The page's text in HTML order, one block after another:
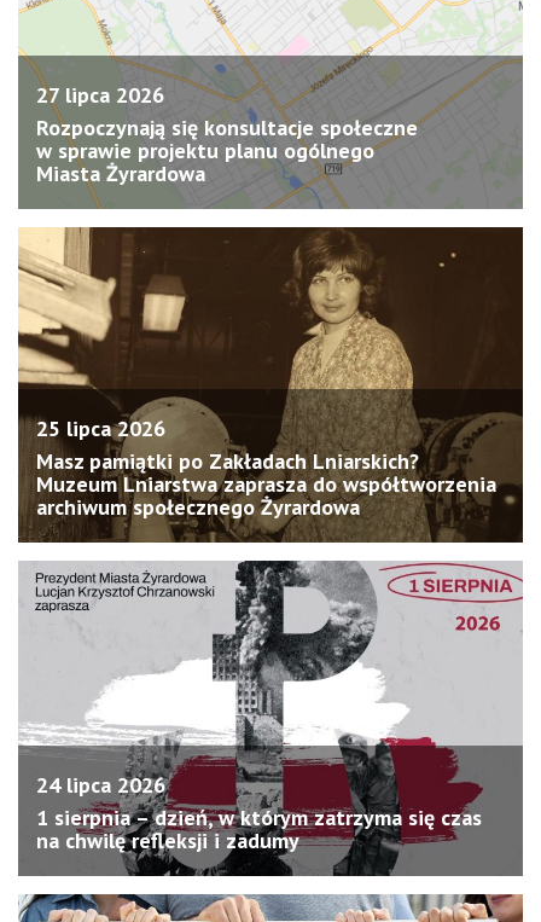
27 lipca 2026
Rozpoczynają się konsultacje społeczne
w sprawie projektu planu ogólnego
Miasta Żyrardowa
25 lipca 2026
Masz pamiątki po Zakładach Lniarskich?
Muzeum Lniarstwa zaprasza do współtworzenia
archiwum społecznego Żyrardowa
24 lipca 2026
1 sierpnia – dzień, w którym zatrzyma się czas
na chwilę refleksji i zadumy